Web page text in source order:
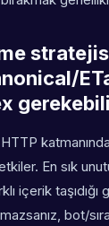
En sık
içerik
bot/